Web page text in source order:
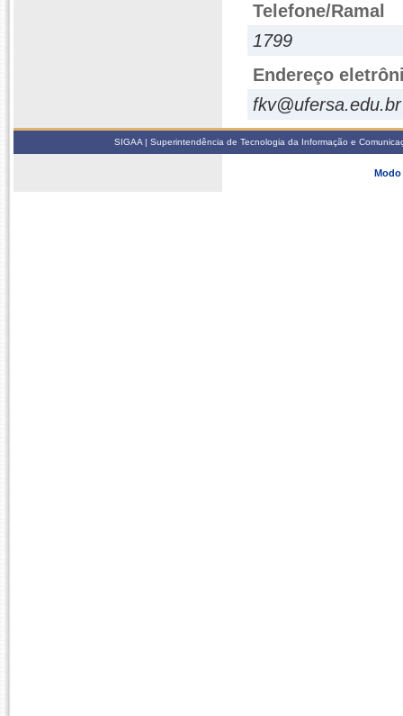
Telefone/Ramal
1799
Endereço
fkv@ufersa.edu.br
SIGAA | Superintendência de Tecnologia da Informação e
Modo